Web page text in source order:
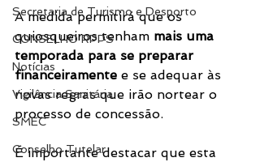
Secretaria de Turismo e Desporto
CONSELHO RPPS
Notícias
Vigilância Sanitária
SMEC
Conselho Tutelar
A medida permitirá que os
quiosqueiros tenham mais uma
temporada para se preparar
financeiramente e se adequar às
novas regras que irão nortear o
processo de concessão.
É importante destacar que esta